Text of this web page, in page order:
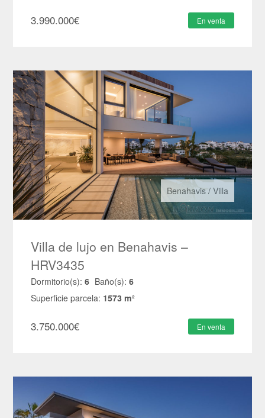
3.990.000€ En venta
Benahavis/ Villa
Villa de lujo en Benahavis –
HRV3435
Dormitorio(s): 6 Baño(s): 6
Superficie parcela: 1573 m²
3.750.000€ En venta